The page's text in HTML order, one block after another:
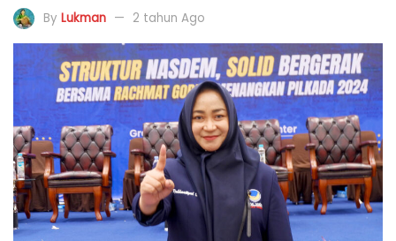
By Lukman 2 tahun Ago